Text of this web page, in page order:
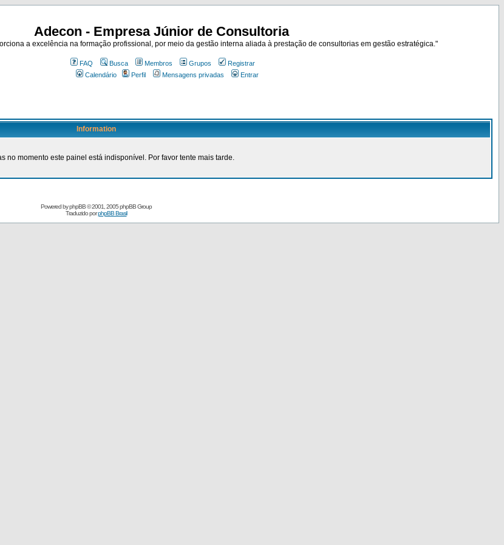
Adecon - Empresa Júnior de Consultoria
a excelência na formação profissional, por meio da gestão interna aliada à prestação de consultorias em gestão estratégica."
FAQ Busca Membros Grupos
Registrar
Calendário
Perfil Mensagens privadas Entrar
Information
no momento este painel está indisponível. Por favor tente mais tarde.
Powered byphpBB© 2001, 2005 phpBB Group
Traduzido porphpBB Brasil